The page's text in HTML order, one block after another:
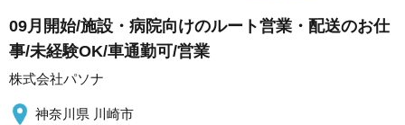
09月開始/施設・病院向けのルート営業・配送のお仕
事/未経験OK/車通勤可/営業
株式会社パソナ
神奈川県 川崎市